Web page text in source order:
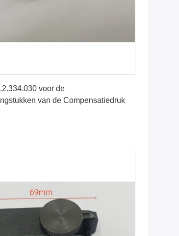
voor de
van de Compensatiedruk